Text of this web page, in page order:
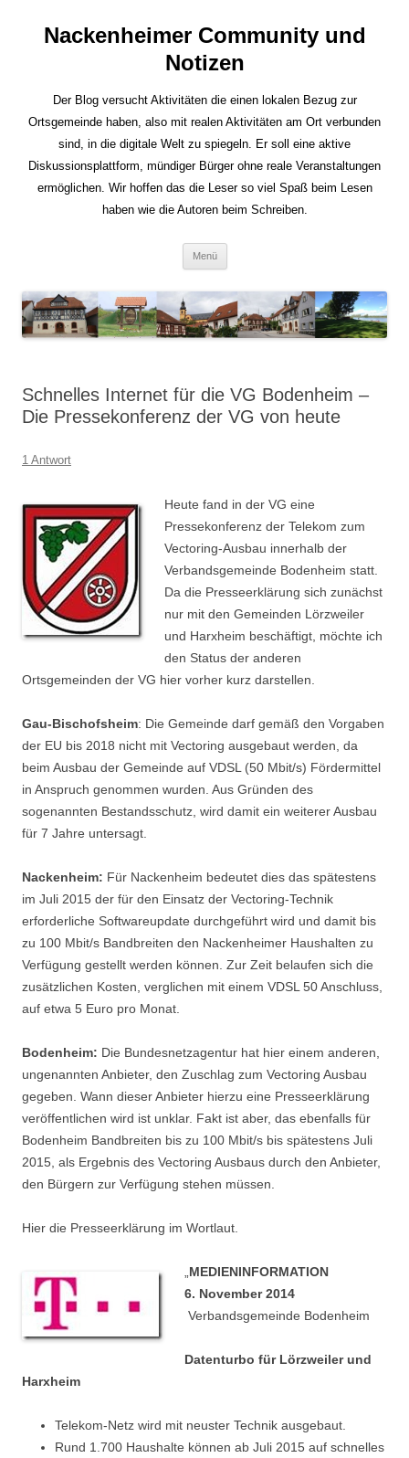
Nackenheimer Community und
Notizen
Der Blog versucht Aktivitäten die einen lokalen Bezug zur
Ortsgemeinde haben, also mit realen Aktivitäten am Ort verbunden
sind, in die digitale Welt zu spiegeln. Er soll eine aktive
Diskussionsplattform, mündiger Bürger ohne reale Veranstaltungen
ermöglichen. Wir hoffen das die Leser so viel Spaß beim Lesen
haben wie die Autoren beim Schreiben.
Menü
Schnelles Internet für die VG Bodenheim –
Die Pressekonferenz der VG von heute
1 Antwort
Heute fand in der VG eine
Pressekonferenz der Telekom zum
Vectoring-Ausbau innerhalb der
Verbandsgemeinde Bodenheim statt.
Da die Presseerklärung sich zunächst
nur mit den Gemeinden Lörzweiler
und Harxheim beschäftigt, möchte ich
den Status der anderen
Ortsgemeinden der VG hier vorher kurz darstellen.
Gau-Bischofsheim: Die Gemeinde darf gemäß den Vorgaben
der EU bis 2018 nicht mit Vectoring ausgebaut werden, da
beim Ausbau der Gemeinde auf VDSL (50 Mbit/s) Fördermittel
in Anspruch genommen wurden. Aus Gründen des
sogenannten Bestandsschutz, wird damit ein weiterer Ausbau
für 7 Jahre untersagt.
Nackenheim: Für Nackenheim bedeutet dies das spätestens
im Juli 2015 der für den Einsatz der Vectoring-Technik
erforderliche Softwareupdate durchgeführt wird und damit bis
zu 100 Mbit/s Bandbreiten den Nackenheimer Haushalten zu
Verfügung gestellt werden können. Zur Zeit belaufen sich die
zusätzlichen Kosten, verglichen mit einem VDSL 50 Anschluss,
auf etwa 5 Euro pro Monat.
Bodenheim: Die Bundesnetzagentur hat hier einem anderen,
ungenannten Anbieter, den Zuschlag zum Vectoring Ausbau
gegeben. Wann dieser Anbieter hierzu eine Presseerklärung
veröffentlichen wird ist unklar. Fakt ist aber, das ebenfalls für
Bodenheim Bandbreiten bis zu 100 Mbit/s bis spätestens Juli
2015, als Ergebnis des Vectoring Ausbaus durch den Anbieter,
den Bürgern zur Verfügung stehen müssen.
Hier die Presseerklärung im Wortlaut.
MEDIENINFORMATION
6. November 2014
Verbandsgemeinde Bodenheim
Datenturbo für Lörzweiler und
Harxheim
Telekom-Netz wird mit neuster Technik ausgebaut.
Rund 1.700 Haushalte können ab Juli 2015 auf schnelles